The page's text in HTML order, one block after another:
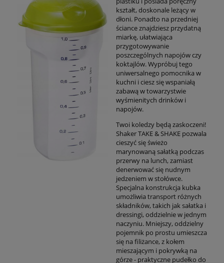
kształt, doskonale leżący w
dłoni. Ponadto na przedniej
ściance znajdziesz przydatną
miarkę, ułatwiająca
przygotowywanie
poszczególnych napojów czy
koktajlów. Wypróbuj tego
uniwersalnego pomocnika w
kuchni i ciesz się wspaniałą
zabawą w towarzystwie
wyśmienitych drinków i
napojów.
Twoi koledzy będą zaskoczeni!
Shaker TAKE & SHAKE pozwala
cieszyć się świeżo
marynowaną sałatką podczas
przerwy na lunch, zamiast
denerwować się nudnym
jedzeniem w stołówce.
Specjalna konstrukcja kubka
umożliwia transport różnych
składników, takich jak sałatka i
dressingi, oddzielnie w jednym
naczyniu. Mniejszy, oddzielny
pojemnik po prostu umieszcza
się na filiżance, z kołem
mieszającym i pokrywką na
górze - praktyczne pudełko do